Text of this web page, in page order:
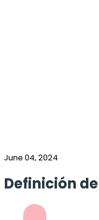
June 04, 2024
Definición